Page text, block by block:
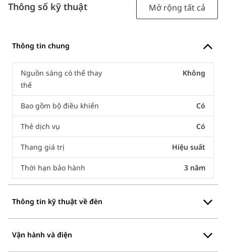
Thông số kỹ thuật Mở rộng tất cả
Thông tin chung
Nguồn sáng có thể thay
thế
Không
Bao gồm bộ điều khiển Có
Thẻ dịch vụ Có
Thang giá trị Hiệu suất
Thời hạn bảo hành 3 năm
Thông tin kỹ thuật về đèn
Vận hành và điện